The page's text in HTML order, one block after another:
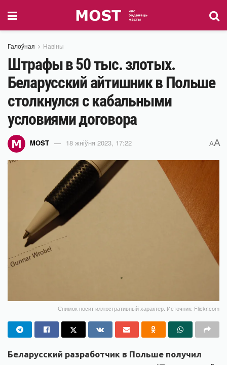
Галоўная Навіны
Штрафы в 50 тыс. злотых.
Беларусский айтишник в Польше
столкнулся с кабальными
условиями договора
MOST 18 жніўня 2023, 17:22 AA
Снимок носит иллюстративный характер. Источник: Flickr.com
Беларусский разработчик в Польше получил